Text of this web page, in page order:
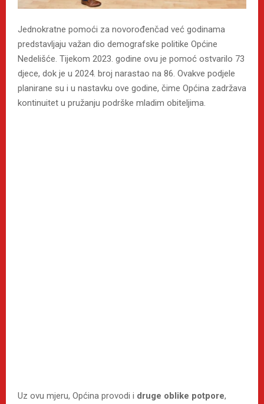
Jednokratne pomoći za novorođenčad već godinama
predstavljaju važan dio demografske politike Općine
Nedelišće. Tijekom 2023. godine ovu je pomoć ostvarilo 73
djece, dok je u 2024. broj narastao na 86. Ovakve podjele
planirane su i u nastavku ove godine, čime Općina zadržava
kontinuitet u pružanju podrške mladim obiteljima.
Uz ovu mjeru, Općina provodi i druge oblike potpore,